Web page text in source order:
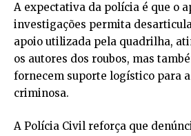
A expectativa da polícia é que o
investigações permita
apoio utilizada pela quadrilha,
os autores dos roubos, mas
fornecem suporte logístico para
criminosa.
A Polícia Civil reforça que